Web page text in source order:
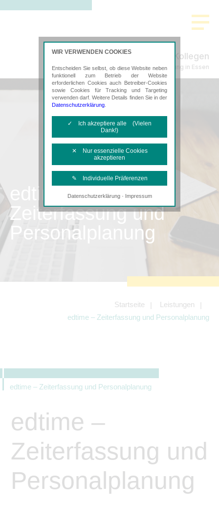
Thanscheidt & Kollegen
Steuerberatung in Essen
Zeiterfassung und
Personalplanung
Startseite
Leistungen
edtime – Zeiterfassung und Personalplanung
edtime – Zeiterfassung und Personalplanung
edtime –
Zeiterfassung und
Personalplanung
WIR VERWENDEN COOKIES
Entscheiden Sie selbst, ob diese Website neben
funktionell zum Betrieb der Website
erforderlichen Cookies auch Betreiber-Cookies
sowie Cookies für Tracking und Targeting
verwenden darf. Weitere Details finden Sie in der
Datenschutzerklärung
✓ Ich akzeptiere alle (Vielen
Dank!)
✕ Nur essenzielle Cookies
akzeptieren
✎ Individuelle Präferenzen
Notwendige Cookies
Diese Cookies sind erforderlich, um die
grundlegende Funktionalität der Website
Tracking- und Targeting-Cookies
Angebotes einschließlich der
Angeboten von z.B. Facebook und
Datenschutzerklärung· Impressum